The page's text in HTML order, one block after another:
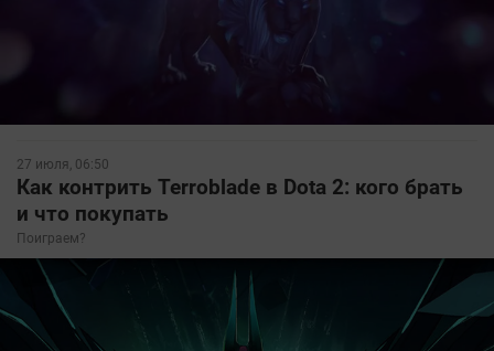
27 июля, 06:50
Как контрить Terroblade в Dota 2: кого брать
и что покупать
Поиграем?